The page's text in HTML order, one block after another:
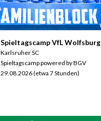
Spieltagscamp VfL Wolfsburg
Karlsruher SC
Spieltagscamp powered by BGV
29.08.2026 (etwa 7 Stunden)